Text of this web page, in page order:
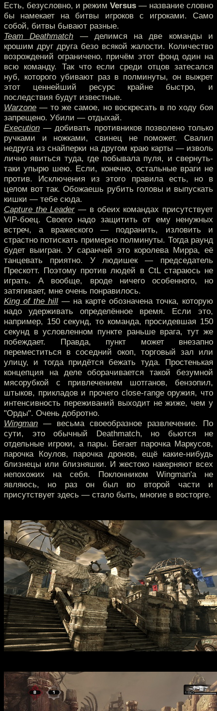
Есть, безусловно, и режим Versus — название словно
бы намекает на битвы игроков с игроками. Само
собой, битвы бывают разные.
Team Deathmatch — делимся на две команды и
крошим друг друга безо всякой жалости. Количество
возрождений ограничено, причём этот фонд один на
всю команду. Так что если среди отцов затесался
нуб, которого убивают раз в полминуты, он выжрет
этот ценнейший ресурс крайне быстро, и
последствия будут известные.
Warzone — то же самое, но воскресать в по ходу боя
запрещено. Убили — отдыхай.
Execution — добивать противников позволено только
ручками и ножками, свинец не поможет. Свалил
недруга из снайперки на другом краю карты — изволь
лично явиться туда, где побывала пуля, и свернуть-
таки упырю шею. Если, конечно, остальные враги не
против. Исключения из этого правила есть, но в
целом вот так. Обожаешь рубить головы и выпускать
кишки — тебе сюда.
Capture the Leader— в обеих командах присутствует
VIP-боец. Своего надо защитить от ему ненужных
встреч, а вражеского — подранить, изловить и
страстно потискать примерно полминуты. Тогда раунд
будет выигран. У саранчей это королева Мирра, её
танцевать приятно. У людишек — председатель
Прескотт. Поэтому против людей в CtL стараюсь не
играть. А вообще, вроде ничего особенного, но
затягивает, мне очень понравилось.
King of the hill — на карте обозначена точка, которую
надо удерживать определённое время. Если это,
например, 150 секунд, то команда, просидевшая 150
секунд в условленном пункте раньше врага, тут же
побеждает. Правда, пункт может внезапно
переместиться в соседний окоп, торговый зал или
улицу, и тогда придётся бежать туда. Простенькая
концепция на деле оборачивается такой безумной
мясорубкой с привлечением шотганов, бензопил,
штыков, прикладов и прочего close-range оружия, что
интенсивность переживаний выходит не жиже, чем у
"Орды". Очень добротно.
Wingman — весьма своеобразное развлечение. По
сути, это обычный Deathmatch, но бьются не
отдельные игроки, а пары. Бегает парочка Маркусов,
парочка Коулов, парочка дронов, ещё какие-нибудь
близнецы или близняшки. И жестоко накерняют всех
непохожих на себя. Поклонником Wingman'а не
являюсь, но раз он был во второй части и
присутствует здесь — стало быть, многие в восторге.